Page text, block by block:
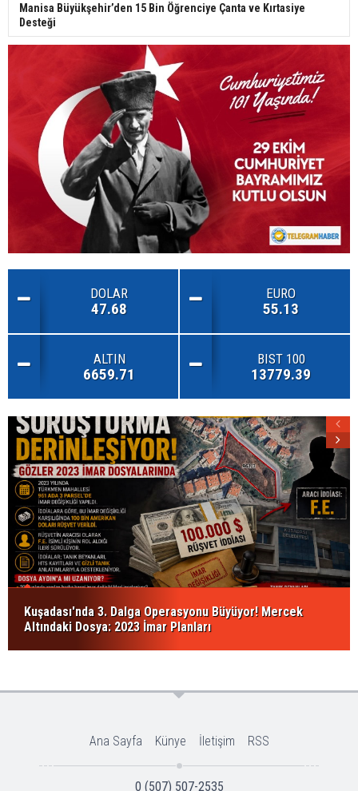
Manisa Büyükşehir’den 15 Bin Öğrenciye Çanta ve Kırtasiye
Desteği
DOLAR
47.68
EURO
55.13
ALTIN
6659.71
BIST 100
13779.39
Kuşadası'nda 3. Dalga Operasyonu Büyüyor! Mercek
Altındaki Dosya: 2023 İmar Planları
Ana Sayfa Künye İletişim RSS
0 (507) 507-2535